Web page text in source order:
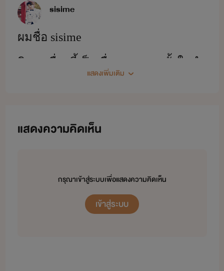
sisime
ผมชื่อ sisime
นิยายเรื่องนี้เป็นเรื่องแรกและตั้งใจทำ
เอาไปแก้ไข
แสดงเพิ่มเติม
แสดงความคิดเห็น
กรุณาเข้าสู่ระบบเพื่อแสดงความคิดเห็น
เข้าสู่ระบบ